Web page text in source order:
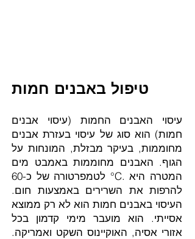
טיפול באבנים חמות
עיסוי האבנים החמות (עיסוי אבנים
חמות) הוא סוג של עיסוי בעזרת אבנים
מחוממות, בעיקר מבזלת, המונחות על
הגוף. האבנים מחוממות באמבט מים
לטמפרטורה של כ-60 °C. המטרה היא
להרפות את השרירים באמצעות חום.
העיסוי באבנים חמות הוא לא רק ממוצא
אסייתי. הוא מועבר מימי קדמון בכל
אזורי אסיה, האוקיינוס השקט ואמריקה.